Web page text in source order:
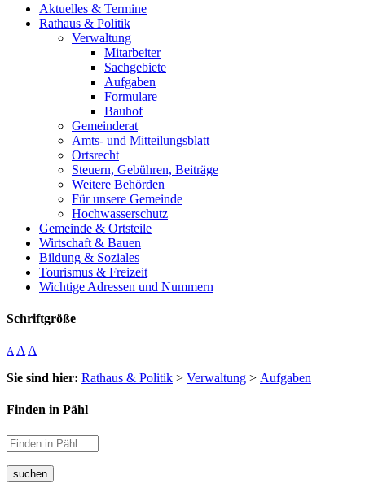
Aktuelles & Termine
Rathaus & Politik
Verwaltung
Mitarbeiter
Sachgebiete
Aufgaben
Formulare
Bauhof
Gemeinderat
Amts- und Mitteilungsblatt
Ortsrecht
Steuern, Gebühren, Beiträge
Weitere Behörden
Für unsere Gemeinde
Hochwasserschutz
Gemeinde & Ortsteile
Wirtschaft & Bauen
Bildung & Soziales
Tourismus & Freizeit
Wichtige Adressen und Nummern
Schriftgröße
A A A
Sie sind hier: Rathaus & Politik > Verwaltung > Aufgaben
Finden in Pähl
suchen